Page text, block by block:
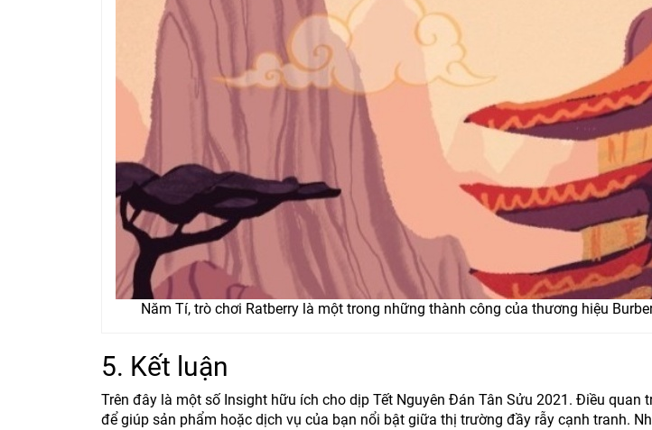
Năm Tí, trò chơi Ratberry là một trong những thành công của thương hiệu
5. Kết luận
Trên đây là một số Insight hữu ích cho dịp Tết Nguyên Đán Tân Sửu 2021. Điều quan
để giúp sản phẩm hoặc dịch vụ của bạn nổi bật giữa thị trường đầy rẫy cạnh tranh.